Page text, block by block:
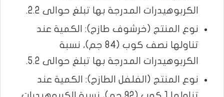
الكربوهيدرات المدرجة بها تبلغ حوالى 2.2.
نوع المنتج (خرشوف طازج): الكمية عند
تناولها نصف كوب (84 جم)، نسبة
الكربوهيدرات المدرجة بها تبلغ حوالى 5.2.
نوع المنتج (الفلفل الطازج): الكمية عند